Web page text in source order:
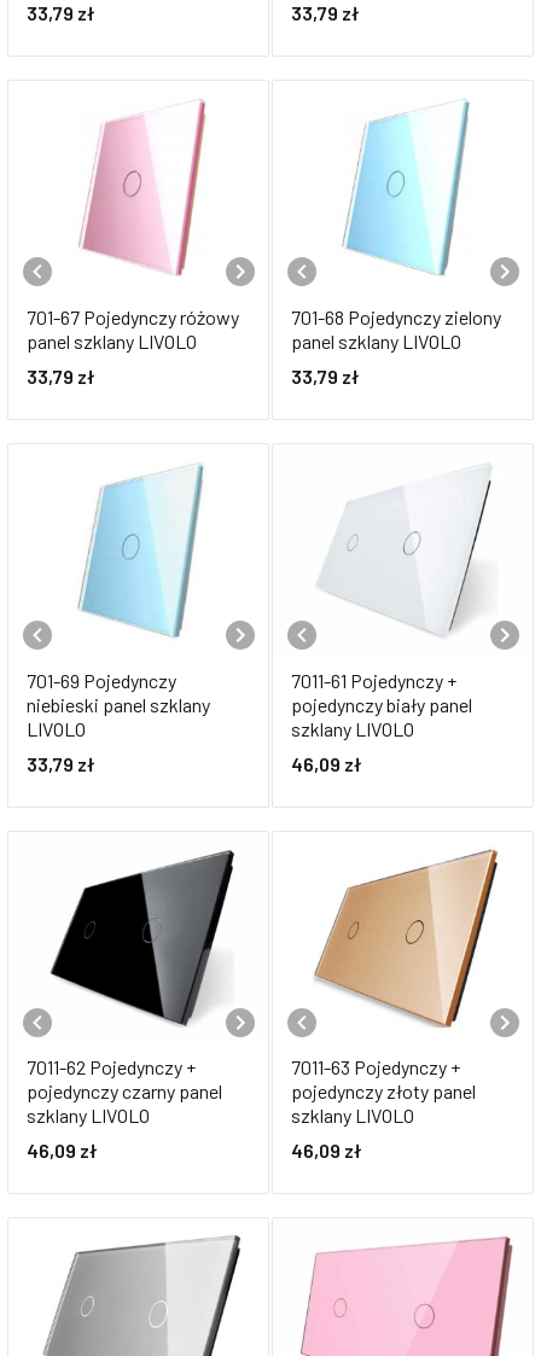
33,79 zł
33,79 zł
701-67 Pojedynczy różowy
panel szklany LIVOLO
33,79 zł
701-68 Pojedynczy zielony
panel szklany LIVOLO
33,79 zł
701-69 Pojedynczy
niebieski panel szklany
LIVOLO
33,79 zł
7011-61 Pojedynczy +
pojedynczy biały panel
szklany LIVOLO
46,09 zł
7011-62 Pojedynczy +
pojedynczy czarny panel
szklany LIVOLO
46,09 zł
7011-63 Pojedynczy +
pojedynczy złoty panel
szklany LIVOLO
46,09 zł